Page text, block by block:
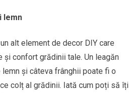
lemn
alt element de decor DIY care
și confort grădinii tale. Un leagăn
și câteva frânghii poate fi o
colț al grădinii. Iată cum poți să îți